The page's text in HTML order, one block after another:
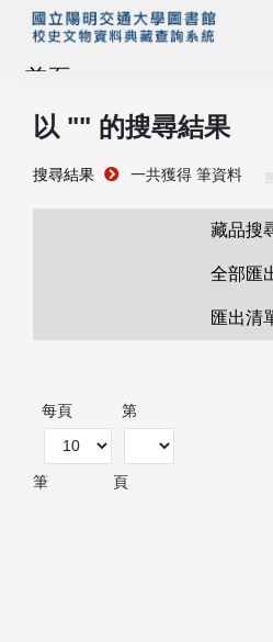
首頁
藏品查詢
以 "" 的搜尋結果
搜尋結果 一共獲得 筆資料
藏品搜
全部匯
匯出清
每頁
筆
第
頁